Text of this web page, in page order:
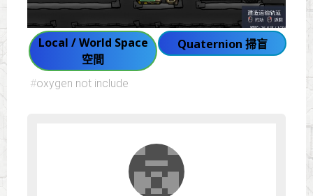
Local / World Space
空間
Quaternion 掃盲
#oxygen not include